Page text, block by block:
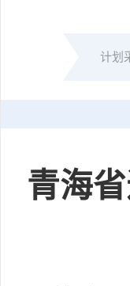
计划
青海